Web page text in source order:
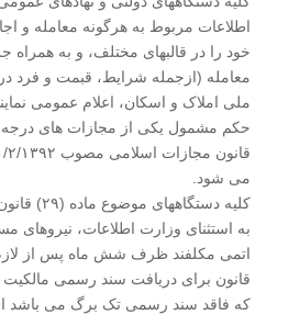
اطلاعات مربوط به هرگونه معامله و
خود را در قالبهای مختلف، و به همراه
معامله (ازجمله شرایط، قبمت و فرد
ملی املاک و اسکان، اعلام عمومی
می شود.
کلیه
به استثنای وزارت اطلاعات، نیروهای
اتمی مکلفند ظرف شش ماه پس از
قانون برای دریافت سند رسمی مالکیت
که فاقد سند رسمی تک برگ می باشد